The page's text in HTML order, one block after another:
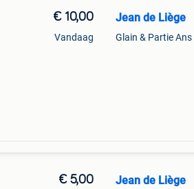
€ 10,00
Vandaag
Jean de Liège
Glain & Partie Ans
€ 5,00 Jean de Liège